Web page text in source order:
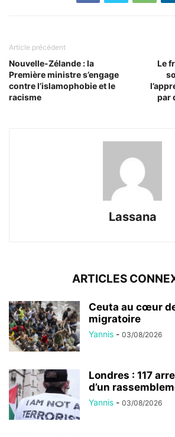
Article précédent
Nouvelle-Zélande : la
Première ministre s’engage
contre l’islamophobie et le
racisme
Le
par
Lassana
ARTICLES
Ceuta au cœur
migratoire
Yannis - 03/08/2026
Londres : 117
d’un
Yannis - 03/08/2026